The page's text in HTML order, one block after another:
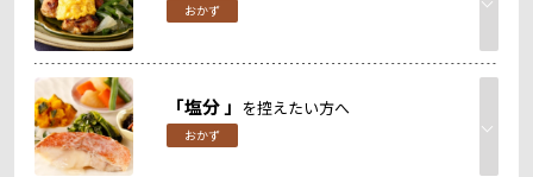
おかず
「塩分 」 を控えたい方へ
おかず